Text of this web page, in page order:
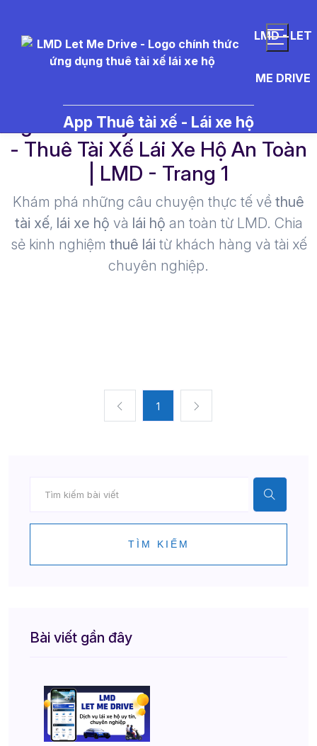
LMD - LET
ME DRIVE
App Thuê tài xế - Lái xe hộ
- Thuê Tài Xế Lái Xe Hộ An Toàn
| LMD - Trang 1​
Khám phá những câu chuyện thực tế về thuê
tài xế, lái xe hộ và lái hộ an toàn từ LMD. Chia
sẻ kinh nghiệm thuê lái từ khách hàng và tài xế
chuyên nghiệp.
1
TÌM KIẾM
Bài viết gần đây